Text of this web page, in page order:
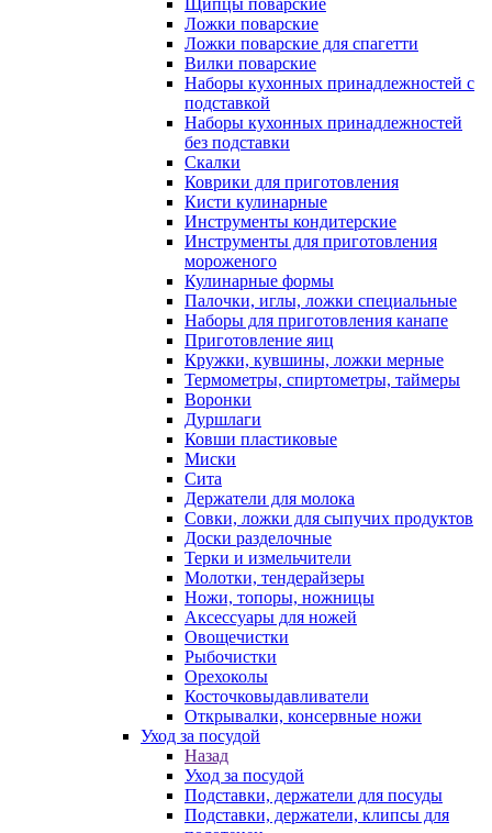
Ложки поварские
Ложки поварские для спагетти
Вилки поварские
Наборы кухонных принадлежностей с
подставкой
Наборы кухонных принадлежностей
без подставки
Скалки
Коврики для приготовления
Кисти кулинарные
Инструменты кондитерские
Инструменты для приготовления
мороженого
Кулинарные формы
Палочки, иглы, ложки специальные
Наборы для приготовления канапе
Приготовление яиц
Кружки, кувшины, ложки мерные
Термометры, спиртометры, таймеры
Воронки
Дуршлаги
Ковши пластиковые
Миски
Сита
Держатели для молока
Совки, ложки для сыпучих продуктов
Доски разделочные
Терки и измельчители
Молотки, тендерайзеры
Ножи, топоры, ножницы
Аксессуары для ножей
Овощечистки
Рыбочистки
Орехоколы
Косточковыдавливатели
Открывалки, консервные ножи
Уход за посудой
Назад
Уход за посудой
Подставки, держатели для посуды
Подставки, держатели, клипсы для